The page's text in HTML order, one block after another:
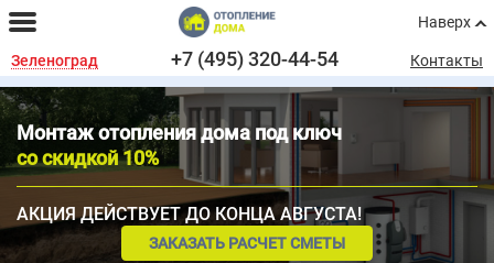
Наверх
Зеленоград +7 (495) 320-44-54 Контакты
Монтаж отопления дома под ключ
со скидкой 10%
АКЦИЯ ДЕЙСТВУЕТ ДО КОНЦА АВГУСТА!
ЗАКАЗАТЬ РАСЧЕТ СМЕТЫ